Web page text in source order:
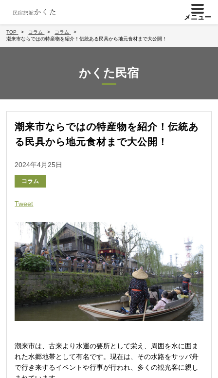
メニュー
TOP コラム
コラム
潮来市ならではの特産物を紹介！伝統ある民具から地元食材まで大公開！
かくた民宿
潮来市ならではの特産物を紹介！伝統あ
る民具から地元食材まで大公開！
2024年4月25日
コラム
Tweet
潮来市は、古来より水運の要所として栄え、周囲を水に囲ま
れた水郷地帯として有名です。現在は、その水路をサッパ舟
で行き来するイベントや行事が行われ、多くの観光客に親し